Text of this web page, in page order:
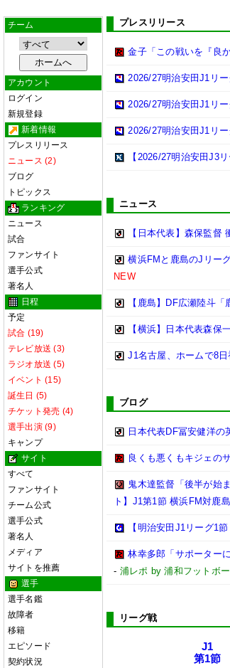
チーム
アカウント
ログイン
新規登録
新着情報
プレスリリース
ニュース (2)
ブログ
トピックス
ランキング
ニュース
試合
ファンサイト
選手公式
著名人
日程
予定
試合 (19)
テレビ放送 (3)
ラジオ放送 (5)
イベント (15)
誕生日 (5)
チケット発売 (4)
選手出演 (9)
キャンプ
サイト
すべて
ファンサイト
チーム公式
選手公式
著名人
メディア
サイトを推薦
選手
選手名鑑
故障者
移籍
エピソード
契約状況
プレスリリース
金子「この戦いを『良
2026/27明治安田J1リ
2026/27明治安田J1リ
2026/27明治安田J1リ
【2026/27明治安田J3
ニュース
【日本代表】森保監督
横浜FMと鹿島のJリー
NEW
【鹿島】DF広瀬陸斗
【横浜】日本代表森保
J1名古屋、ホームで8
ブログ
日本代表DF冨安健洋
良くも悪くもキジェの
鬼木達監督「後半が始
ト】J1第1節 横浜FM対鹿島
【明治安田J1リーグ1
林幸多郎「サポーター
- 浦レポ by 浦和フットボ
リーグ戦
J1
第1節